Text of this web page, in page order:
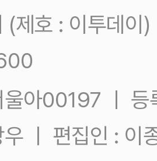
(제호 : 이투데
울아00197 ㅣ
ㅣ 편집인 : 이